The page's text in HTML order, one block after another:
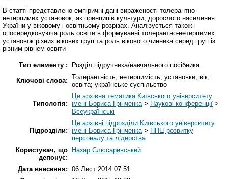
В статті представлено емпіричні дані вираженості толерантно-
нетерпимих установок, як принципів культури, дорослого населення
України у віковому і освітньому розрізах. Аналізується також і
опосередковуюча роль освіти в формуванні толерантно-нетерпимих
установок різних вікових груп та роль вікового чинника серед груп із
різним рівнем освіти
Тип елементу :
Розділ підручника/навчального посібника
Ключові слова: Толерантність; нетерпимість; установки; вік;
освіта; українське суспільство
Типологія:
Це архівна тематика Київського університету
імені Бориса Грінченка> Наукові конференції >
Всеукраїнські
Підрозділи:
Це архівні підрозділи Київського університету
імені Бориса Грінченка> ННЦ розвитку
персоналу та лідерства
Користувач, що
депонує:
Назар Слюсаревський
Дата внесення: 06 Лист 2014 07:51